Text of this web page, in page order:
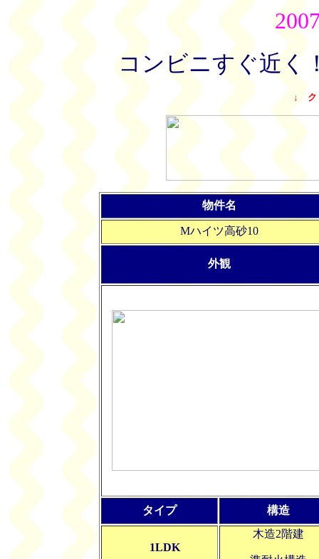
コンビニすぐ近く
↓ ク
物件名
Mハイツ高砂10
外観
タイプ 構造
1LDK
木造2階建